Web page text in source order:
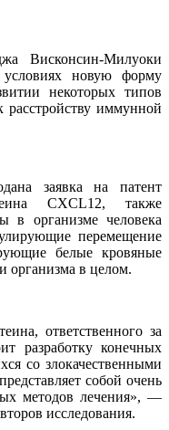
Висконсин-Милуоки
новую форму
некоторых типов
расстройству иммунной
заявка на патент
CXCL12, также
в организме человека
перемещение
белые кровяные
организма в целом.
ответственного за
разработку конечных
со злокачественными
собой очень
методов лечения», —
исследования.